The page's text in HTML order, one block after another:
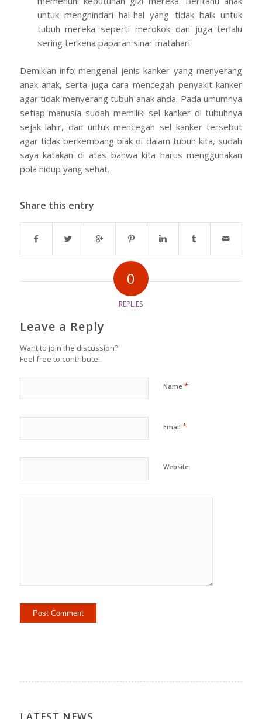
untuk menghindari hal-hal yang tidak baik untuk
tubuh mereka seperti merokok dan juga terlalu
sering terkena paparan sinar matahari.
Demikian info mengenal jenis kanker yang menyerang
anak-anak, serta juga cara mencegah penyakit kanker
agar tidak menyerang tubuh anak anda. Pada umumnya
setiap manusia sudah memiliki sel kanker di tubuhnya
sejak lahir, dan untuk mencegah sel kanker tersebut
agar tidak berkembang biak di dalam tubuh kita, sudah
saya katakan di atas bahwa kita harus menggunakan
pola hidup yang sehat.
Share this entry
0
REPLIES
Leave a Reply
Want to join the discussion?
Feel free to contribute!
Name *
Email *
Website